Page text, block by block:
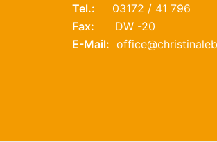
Tel.: 03172 / 41 796
Fax: DW -20
E-Mail: